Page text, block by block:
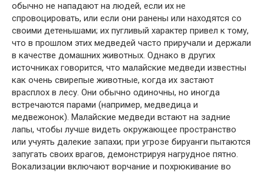
обычно не нападают на людей, если их не
спровоцировать, или если они ранены или находятся со
своими детенышами; их пугливый характер привел к тому,
что в прошлом этих медведей часто приручали и держали
в качестве домашних животных. Однако в других
источниках говорится, что малайские медведи известны
как очень свирепые животные, когда их застают
врасплох в лесу. Они обычно одиночны, но иногда
встречаются парами (например, медведица и
медвежонок). Малайские медведи встают на задние
лапы, чтобы лучше видеть окружающее пространство
или учуять далекие запахи; при угрозе бируанги пытаются
запугать своих врагов, демонстрируя нагрудное пятно.
Вокализации включают ворчание и похрюкивание во